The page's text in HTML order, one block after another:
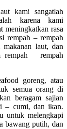
kami sangatlah
karena kami
meningkatkan rasa
rempah – rempah
makanan laut, dan
rempah – rempah
goreng, atau
semua orang di
beragam sajian
– cumi, dan ikan.
untuk melengkapi
bawang putih, dan